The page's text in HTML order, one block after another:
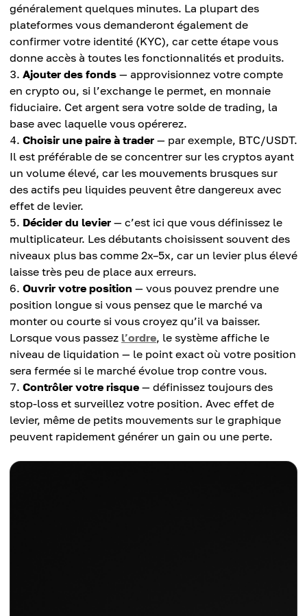
généralement quelques minutes. La plupart des
plateformes vous demanderont également de
confirmer votre identité (KYC), car cette étape vous
donne accès à toutes les fonctionnalités et produits.
Ajouter des fonds — approvisionnez votre compte
en crypto ou, si l’exchange le permet, en monnaie
fiduciaire. Cet argent sera votre solde de trading, la
base avec laquelle vous opérerez.
Choisir une paire à trader — par exemple, BTC/USDT.
Il est préférable de se concentrer sur les cryptos ayant
un volume élevé, car les mouvements brusques sur
des actifs peu liquides peuvent être dangereux avec
effet de levier.
Décider du levier — c’est ici que vous définissez le
multiplicateur. Les débutants choisissent souvent des
niveaux plus bas comme 2x–5x, car un levier plus élevé
laisse très peu de place aux erreurs.
Ouvrir votre position — vous pouvez prendre une
position longue si vous pensez que le marché va
monter ou courte si vous croyez qu’il va baisser.
Lorsque vous passez l’ordre, le système affiche le
niveau de liquidation — le point exact où votre position
sera fermée si le marché évolue trop contre vous.
Contrôler votre risque — définissez toujours des
stop-loss et surveillez votre position. Avec effet de
levier, même de petits mouvements sur le graphique
peuvent rapidement générer un gain ou une perte.